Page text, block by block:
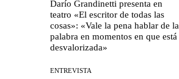
Darío Grandinetti presenta en
teatro «El escritor de todas las
cosas»: «Vale la pena hablar de la
palabra en momentos en que está
desvalorizada»
ENTREVISTA